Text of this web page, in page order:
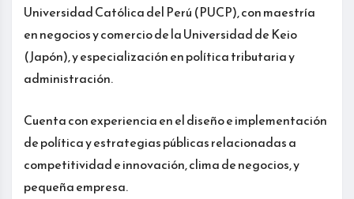
Universidad Católica del Perú (PUCP), con maestría
en negocios y comercio de la Universidad de Keio
(Japón), y especialización en política tributaria y
administración.
Cuenta con experiencia en el diseño e implementación
de política y estrategias públicas relacionadas a
competitividad e innovación, clima de negocios, y
pequeña empresa.